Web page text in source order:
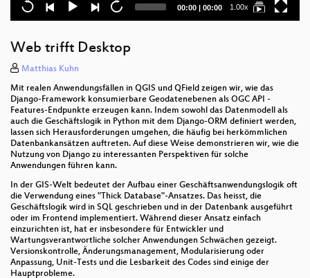
Current
00:00 | Total
00:00 1.00x
Web trifft Desktop
Matthias Kuhn
Mit realen Anwendungsfällen in QGIS und QField zeigen wir, wie das
Django-Framework konsumierbare Geodatenebenen als OGC API -
Features-Endpunkte erzeugen kann. Indem sowohl das Datenmodell als
auch die Geschäftslogik in Python mit dem Django-ORM definiert werden,
lassen sich Herausforderungen umgehen, die häufig bei herkömmlichen
Datenbankansätzen auftreten. Auf diese Weise demonstrieren wir, wie die
Nutzung von Django zu interessanten Perspektiven für solche
Anwendungen führen kann.
In der GIS-Welt bedeutet der Aufbau einer Geschäftsanwendungslogik oft
die Verwendung eines "Thick Database"-Ansatzes. Das heisst, die
Geschäftslogik wird in SQL geschrieben und in der Datenbank ausgeführt
oder im Frontend implementiert. Während dieser Ansatz einfach
einzurichten ist, hat er insbesondere für Entwickler und
Wartungsverantwortliche solcher Anwendungen Schwächen gezeigt.
Versionskontrolle, Änderungsmanagement, Modularisierung oder
Anpassung, Unit-Tests und die Lesbarkeit des Codes sind einige der
Hauptprobleme.